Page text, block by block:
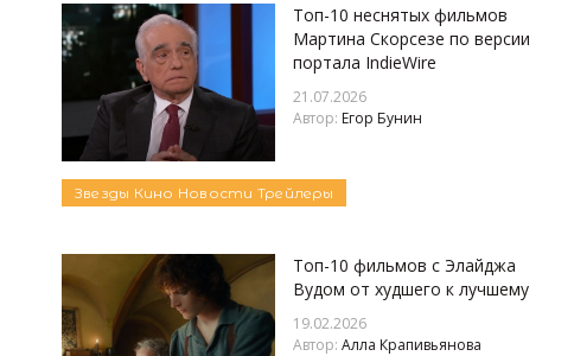
Топ-10 неснятых фильмов
Мартина Скорсезе по версии
портала IndieWire
21.07.2026
Автор: Егор Бунин
Звезды Кино Новости Трейлеры
Топ-10 фильмов с Элайджа
Вудом от худшего к лучшему
19.02.2026
Автор: Алла Крапивьянова